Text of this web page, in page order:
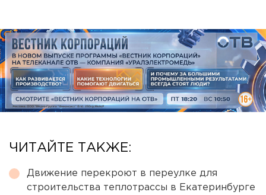
ЧИТАЙТЕ ТАКЖЕ:
Движение перекроют в переулке для
строительства теплотрассы в Екатеринбурге